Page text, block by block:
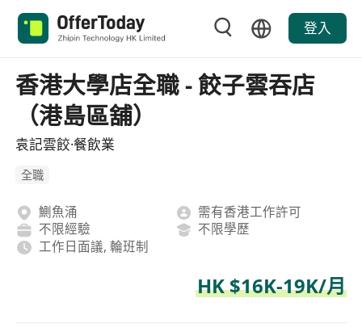
登入
香港大學店全職 - 餃子雲吞店
（港島區舖）
袁記雲餃·餐飲業
全職
鰂魚涌
需有香港工作許可
不限經驗
不限學歷
工作日面議, 輪班制
HK $16K-19K/月